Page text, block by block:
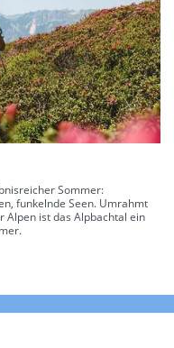
Sommer:
funkelnde Seen. Umrahmt
Alpen ist das Alpbachtal ein